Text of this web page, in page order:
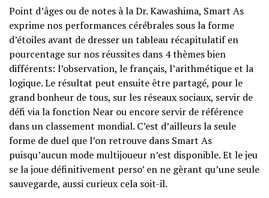
Point d’âges ou de notes à la Dr. Kawashima, Smart As
exprime nos performances cérébrales sous la forme
d’étoiles avant de dresser un tableau récapitulatif en
pourcentage sur nos réussites dans 4 thèmes bien
différents: l’observation, le français, l’arithmétique et la
logique. Le résultat peut ensuite être partagé, pour le
grand bonheur de tous, sur les réseaux sociaux, servir de
défi via la fonction Near ou encore servir de référence
dans un classement mondial. C’est d’ailleurs la seule
forme de duel que l’on retrouve dans Smart As
puisqu’aucun mode multijoueur n’est disponible. Et le jeu
se la joue définitivement perso’ en ne gèrant qu’une seule
sauvegarde, aussi curieux cela soit-il.